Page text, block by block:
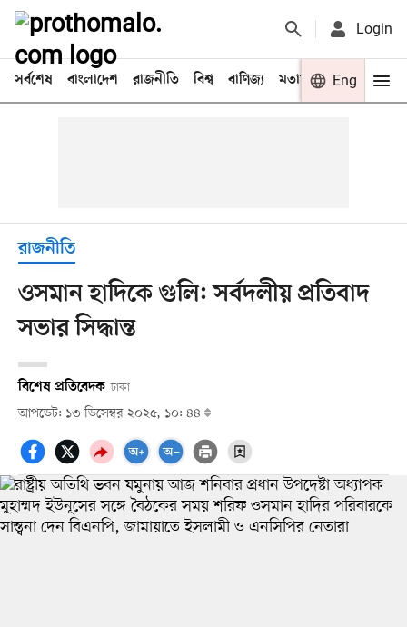
Login
সর্বশেষ বাংলাদেশ রাজনীতি বিশ্ব বাণিজ্য মতামত খেলা
Eng
রাজনীতি
ওসমান হাদিকে গুলি: সর্বদলীয় প্রতিবাদ
সভার সিদ্ধান্ত
বিশেষ প্রতিবেদক ঢাকা
আপডেট: ১৩ ডিসেম্বর ২০২৫, ১০: ৪৪